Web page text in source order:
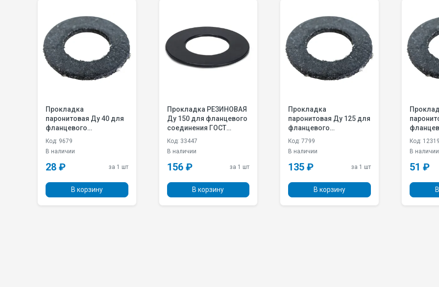
Прокладка
паронитовая Ду 40 для
фланцевого
соединения ГОСТ
33259-2015
Код: 9679
В наличии
28 ₽ за 1 шт
В корзину
Прокладка РЕЗИНОВАЯ
Ду 150 для фланцевого
соединения ГОСТ
33259-2015
Код: 33447
В наличии
156 ₽ за 1 шт
В корзину
Прокладка
паронитовая Ду 125 для
фланцевого
соединения ГОСТ
33259-2015
Код: 7799
В наличии
135 ₽ за 1 шт
В корзину
33259-
Код: 12319
В наличии
51 ₽